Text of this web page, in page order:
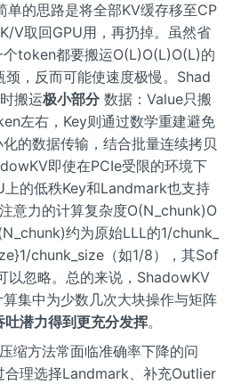
单的思路是将全部KV缓存移至CP
V取回GPU用，再扔掉。虽然省
个token都要搬运O(L)O(L)O(L)的
颈，反而可能使速度极慢。Shad
搬运极小部分数据：Value只搬
左右，Key则通过数学重建避免
的数据传输，结合批量连续拷贝
即使在PCIe受限的环境下
上的低秩Key和Landmark也支持
意力的计算复杂度O(N_chunk)O
约为原始LLL的1/chunk_
chunk_size（如1/8），其Sof
以忽略。总的来说，ShadowKV
集中为少数几次大块操作与矩阵
吐潜力得到更充分发挥。
缩方法常面临准确率下降的问
理选择Landmark、补充Outlier